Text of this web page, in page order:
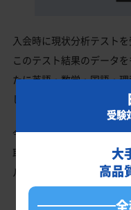
入会時に現状分析テストを
このテスト結果のデータ
たに英語・数学・国語・
します。
今の成績・偏差値から田
取る、余裕を持って合格
ルを明確にします。
受験
大
高品